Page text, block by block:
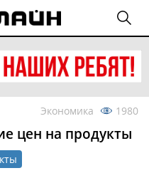
Экономика 1980
цен на продукты